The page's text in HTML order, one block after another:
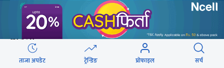
स्वास्थ्य बीमा कार्यक्रमलाई पुनर्संरचना गर्ने सरकारको
घोषणा
ताजा अपडेट ट्रेन्डिङ प्रोफाइल सर्च